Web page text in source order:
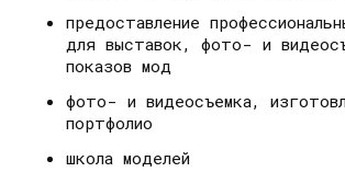
предоставление
для выставок, фото- и
показов мод
фото- и видеосъемка,
портфолио
школа моделей